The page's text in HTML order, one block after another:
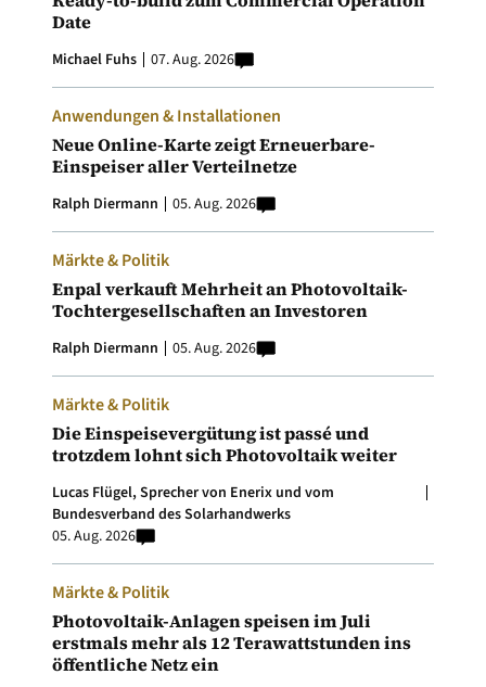
Date
Michael Fuhs 07. Aug. 2026
Anwendungen & Installationen
Neue Online-Karte zeigt Erneuerbare-
Einspeiser aller Verteilnetze
Ralph Diermann 05. Aug. 2026
Märkte & Politik
Enpal verkauft Mehrheit an Photovoltaik-
Tochtergesellschaften an Investoren
Ralph Diermann 05. Aug. 2026
Märkte & Politik
Die Einspeisevergütung ist passé und
trotzdem lohnt sich Photovoltaik weiter
Lucas Flügel, Sprecher von Enerix und vom
Bundesverband des Solarhandwerks
05. Aug. 2026
Märkte & Politik
Photovoltaik-Anlagen speisen im Juli
erstmals mehr als 12 Terawattstunden ins
öffentliche Netz ein